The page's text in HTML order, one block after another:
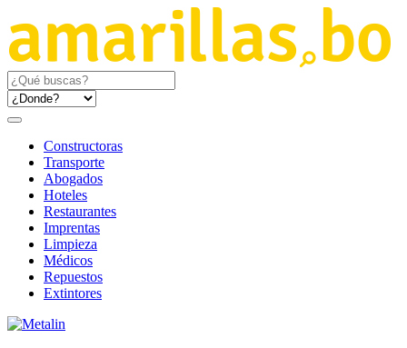
Constructoras
Transporte
Abogados
Hoteles
Restaurantes
Imprentas
Limpieza
Médicos
Repuestos
Extintores